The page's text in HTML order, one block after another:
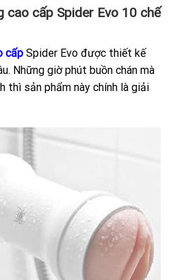
cấp Spider Evo 10 chế
cấp Spider Evo được thiết kế
Những giờ phút buồn chán mà
thì sản phẩm này chính là giải